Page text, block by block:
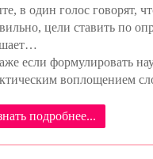
в один голос говорят,
цели ставить по
если формулировать
воплощением
подробнее...